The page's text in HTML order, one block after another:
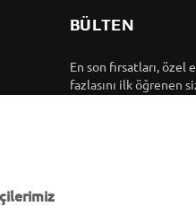
BÜLTEN
En son fırsatları,
fazlasını ilk öğrenen